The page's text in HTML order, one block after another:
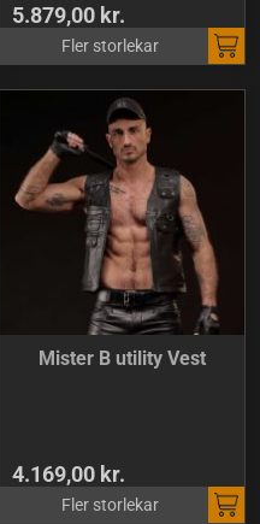
5.879,00 kr.
Fler storlekar
Mister B utility Vest
4.169,00 kr.
Fler storlekar